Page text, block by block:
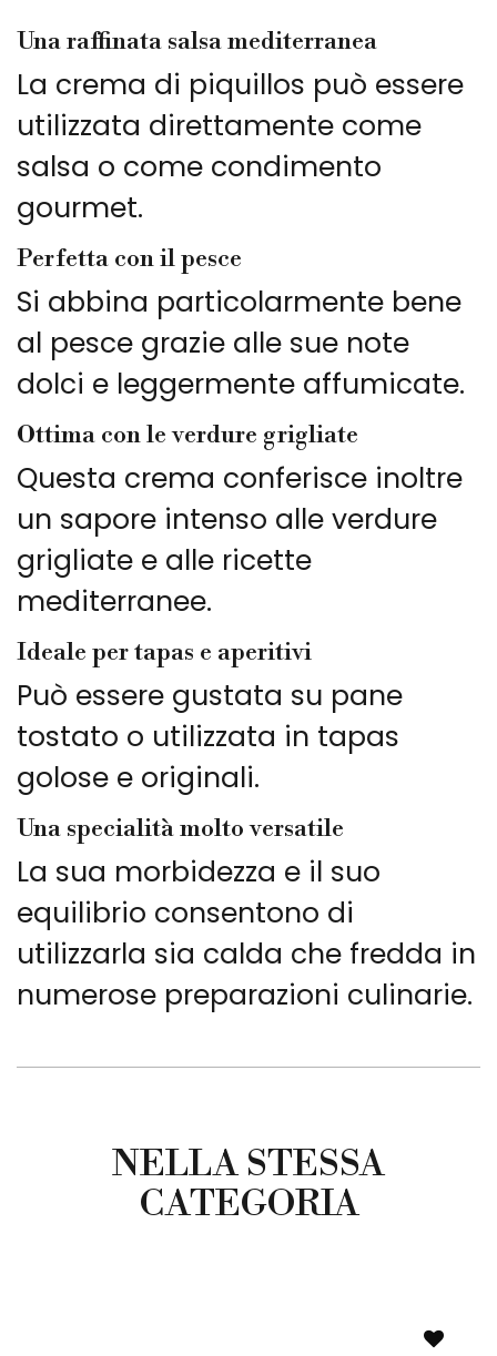
Una raffinata salsa mediterranea
La crema di piquillos può essere
utilizzata direttamente come
salsa o come condimento
gourmet.
Perfetta con il pesce
Si abbina particolarmente bene
al pesce grazie alle sue note
dolci e leggermente affumicate.
Ottima con le verdure grigliate
Questa crema conferisce inoltre
un sapore intenso alle verdure
grigliate e alle ricette
mediterranee.
Ideale per tapas e aperitivi
Può essere gustata su pane
tostato o utilizzata in tapas
golose e originali.
Una specialità molto versatile
La sua morbidezza e il suo
equilibrio consentono di
utilizzarla sia calda che fredda in
numerose preparazioni culinarie.
NELLA STESSA
CATEGORIA